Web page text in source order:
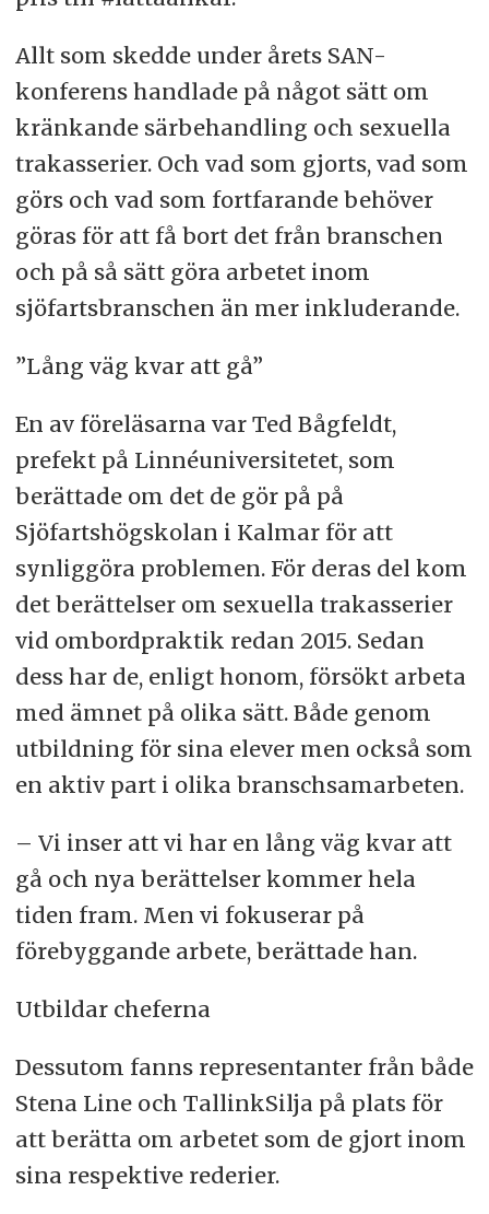
Allt som skedde under årets SAN-
konferens handlade på något sätt om
kränkande särbehandling och sexuella
trakasserier. Och vad som gjorts, vad som
görs och vad som fortfarande behöver
göras för att få bort det från branschen
och på så sätt göra arbetet inom
sjöfartsbranschen än mer inkluderande.
”Lång väg kvar att gå”
En av föreläsarna var Ted Bågfeldt,
prefekt på Linnéuniversitetet, som
berättade om det de gör på på
Sjöfartshögskolan i Kalmar för att
synliggöra problemen. För deras del kom
det berättelser om sexuella trakasserier
vid ombordpraktik redan 2015. Sedan
dess har de, enligt honom, försökt arbeta
med ämnet på olika sätt. Både genom
utbildning för sina elever men också som
en aktiv part i olika branschsamarbeten.
– Vi inser att vi har en lång väg kvar att
gå och nya berättelser kommer hela
tiden fram. Men vi fokuserar på
förebyggande arbete, berättade han.
Utbildar cheferna
Dessutom fanns representanter från både
Stena Line och TallinkSilja på plats för
att berätta om arbetet som de gjort inom
sina respektive rederier.